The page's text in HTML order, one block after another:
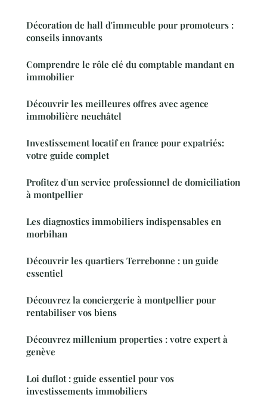
Décoration de hall d'immeuble pour promoteurs :
conseils innovants
Comprendre le rôle clé du comptable mandant en
immobilier
Découvrir les meilleures offres avec agence
immobilière neuchâtel
Investissement locatif en france pour expatriés:
votre guide complet
Profitez d'un service professionnel de domiciliation
à montpellier
Les diagnostics immobiliers indispensables en
morbihan
Découvrir les quartiers Terrebonne : un guide
essentiel
Découvrez la conciergerie à montpellier pour
rentabiliser vos biens
Découvrez millenium properties : votre expert à
genève
Loi duflot : guide essentiel pour vos
investissements immobiliers